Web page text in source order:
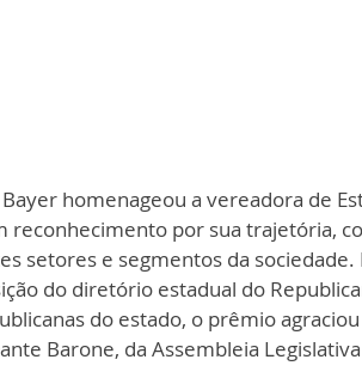
homenageou a vereadora de
reconhecimento por sua trajetória,
setores e segmentos da sociedade.
do diretório estadual do
do estado, o prêmio
Barone, da Assembleia